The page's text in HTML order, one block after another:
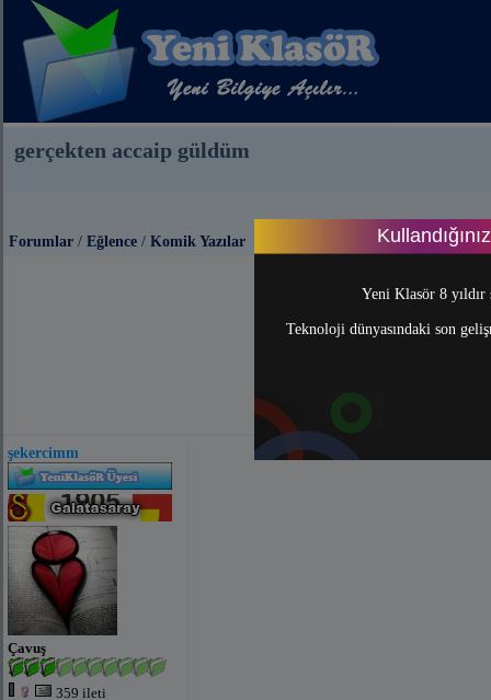
Yeni Klasör 8
Teknoloji dünyasındaki son
gerçekten accaip güldüm
Forumlar / Eğlence / Komik Yazılar
şekercimm
Çavuş
359 ileti